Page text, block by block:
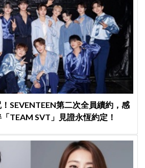
SEVENTEEN第二次全員續約，感
TEAM SVT」見證永恆約定！